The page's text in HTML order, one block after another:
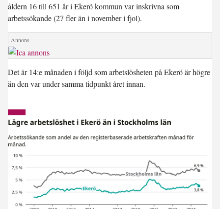
åldern 16 till 651 år i Ekerö kommun var inskrivna som
arbetssökande (27 fler än i november i fjol).
Det är 14:e månaden i följd som arbetslösheten på Ekerö är högre
än den var under samma tidpunkt året innan.